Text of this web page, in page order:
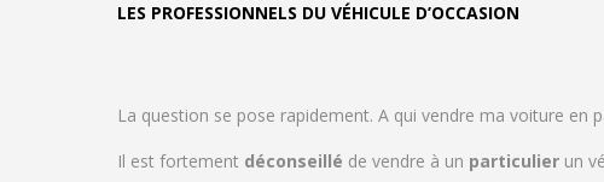
LES PROFESSIONNELS DU VÉHICULE D’OCCASION
La question se pose rapidement. A qui vendre ma voiture en
Il est fortement déconseillé de vendre à un particulier un